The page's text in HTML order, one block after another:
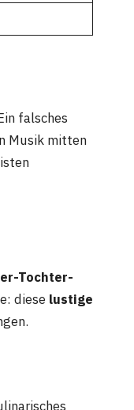
falsches
Musik mitten
Tochter-
diese lustige